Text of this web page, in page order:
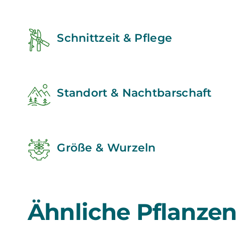
Schnittzeit & Pflege
Standort & Nachtbarschaft
Größe & Wurzeln
Ähnliche Pflanzen